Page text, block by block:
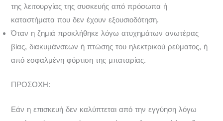
της λειτουργίας της συσκευής από πρόσωπα ή
καταστήματα που δεν έχουν εξουσιοδότηση.
Όταν η ζημιά προκλήθηκε λόγω ατυχημάτων ανωτέρας
βίας, διακυμάνσεων ή πτώσης του ηλεκτρικού ρεύματος, ή
από εσφαλμένη φόρτιση της μπαταρίας.
ΠΡΟΣΟΧΗ:
Εάν η επισκευή δεν καλύπτεται από την εγγύηση λόγω